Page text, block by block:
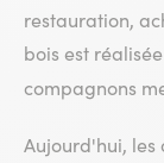
restauration,
bois est
compagnons
Aujourd'hui, les